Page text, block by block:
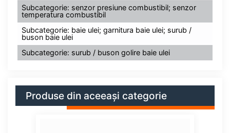
Subcategorie: senzor presiune combustibil; senzor
temperatura combustibil
Subcategorie: baie ulei; garnitura baie ulei; surub /
buson baie ulei
Subcategorie: surub / buson golire baie ulei
Produse din aceeași categorie